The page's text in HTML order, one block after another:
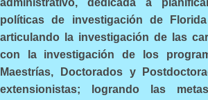
administrativo, dedicada a
políticas de investigación de
articulando la investigación de las
con la investigación de los
Maestrías, Doctorados y
extensionistas; logrando las